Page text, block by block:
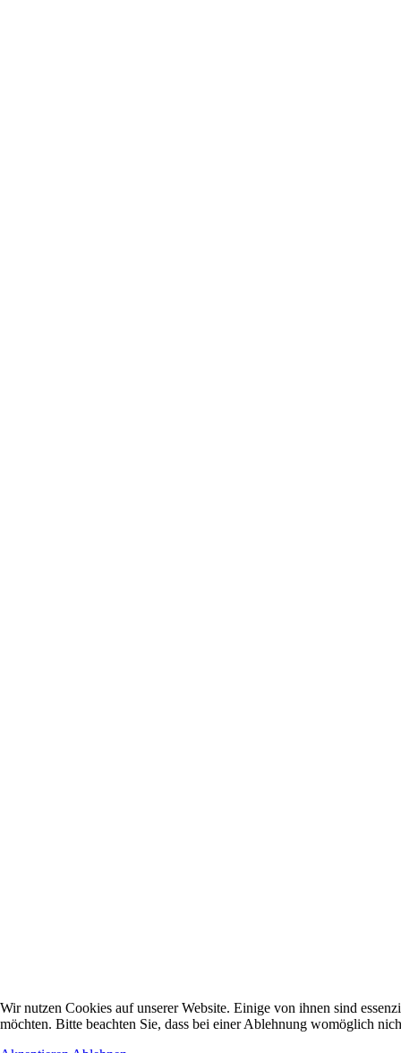
Wir nutzen Cookies auf unserer Website. Einige von ihnen sind
möchten. Bitte beachten Sie, dass bei einer Ablehnung womöglich